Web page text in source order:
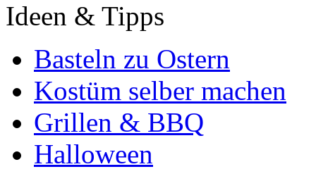
Ideen & Tipps
Basteln zu Ostern
Kostüm selber machen
Grillen & BBQ
Halloween